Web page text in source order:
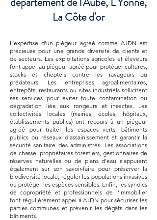
La Côte d'or
L’expertise d’un piégeur agréé comme AJDN est
précieuse pour une grande diversité de clients et
de secteurs. Les exploitations agricoles et éleveurs
font appel au piégeur agréé pour protéger cultures,
stocks et cheptels contre les ravageurs ou
prédateurs. Les entreprises agroalimentaires,
entrepôts, restaurants ou sites industriels sollicitent
ses services pour éviter toute contamination ou
dégradation liée aux rongeurs et insectes. Les
collectivités locales (mairies, écoles, hôpitaux,
établissements publics) ont recours à un piégeur
agréé pour traiter les espaces verts, bâtiments
publics ou réseaux d’assainissement et garantir la
sécurité sanitaire des administrés. Les associations
de chasse, propriétaires forestiers, gestionnaires de
réserves naturelles ou de plans d’eau s’appuient
également sur son savoir-faire pour préserver la
biodiversité locale, réguler les populations invasives
ou protéger les espèces sensibles. Enfin, les syndics
de copropriété et professionnels de l’immobilier
font régulièrement appel à AJDN pour sécuriser les
parties communes et prévenir les dégâts dans les
bâtiments.